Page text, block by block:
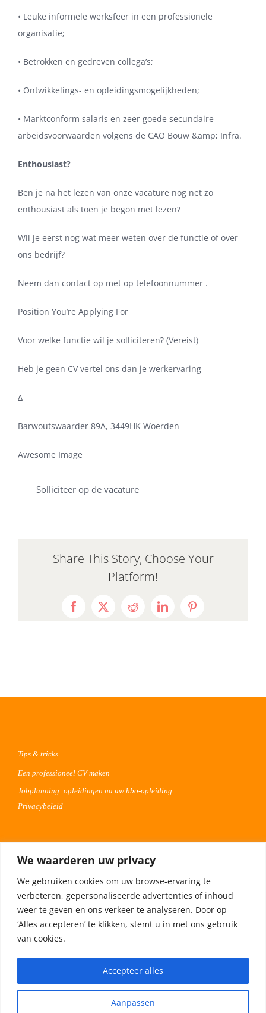
We waarderen uw privacy
We gebruiken cookies om uw browse-ervaring te
verbeteren, gepersonaliseerde advertenties of inhoud
weer te geven en ons verkeer te analyseren. Door op
‘Alles accepteren’ te klikken, stemt u in met ons gebruik
van cookies.
Aanpassen
Accepteer alles
• Leuke informele werksfeer in een professionele
organisatie;
• Betrokken en gedreven collega’s;
• Ontwikkelings- en opleidingsmogelijkheden;
• Marktconform salaris en zeer goede secundaire
arbeidsvoorwaarden volgens de CAO Bouw &amp; Infra.
Enthousiast?
Ben je na het lezen van onze vacature nog net zo
enthousiast als toen je begon met lezen?
Wil je eerst nog wat meer weten over de functie of over
ons bedrijf?
Neem dan contact op met op telefoonnummer .
Position You’re Applying For
Voor welke functie wil je solliciteren? (Vereist)
Heb je geen CV vertel ons dan je werkervaring
Δ
Barwoutswaarder 89A, 3449HK Woerden
Awesome Image
Solliciteer op de vacature
Share This Story, Choose Your
Platform!
Facebook
X RedditLinkedInPinterest
Tips & tricks
Een professioneel CV maken
Jobplanning: opleidingen na uw hbo-opleiding
Privacybeleid
Plaats uw vacature 30 dagen gratis
Adverteren op Meta